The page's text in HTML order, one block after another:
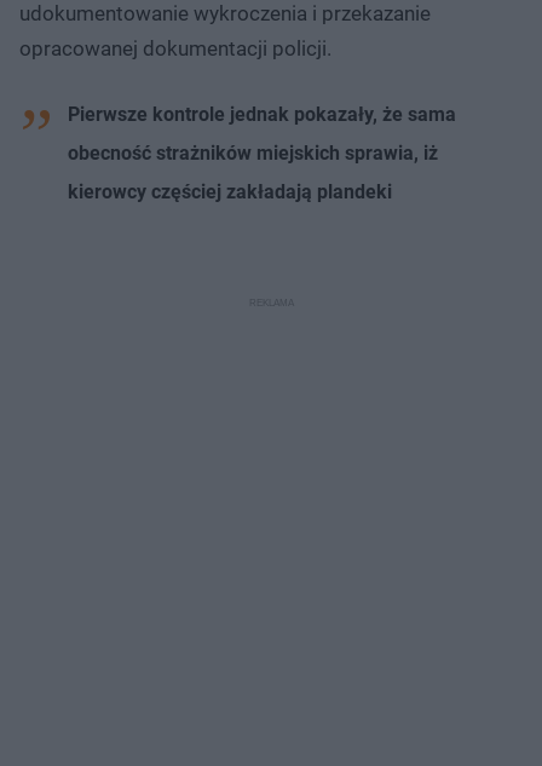
udokumentowanie wykroczenia i przekazanie
opracowanej dokumentacji policji.
Pierwsze kontrole jednak pokazały, że sama
obecność strażników miejskich sprawia, iż
kierowcy częściej zakładają plandeki